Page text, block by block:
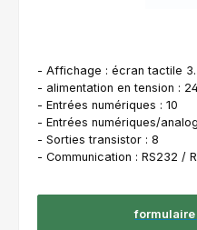
- Affichage : écran tactile
- alimentation en tension :
- Entrées numériques : 10
- Entrées numériques/
- Sorties transistor : 8
- Communication : RS232 /